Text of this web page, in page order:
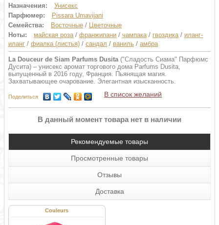
Назначения:
Унисекс
Парфюмер:
Pissara Umavijani
Семейства:
Восточные / Цветочные
Ноты:
майская роза/ франжипани / чампака/ гвоздика/ иланг-
иланг / фиалка (листья) / сандал / ваниль / амбра
La Douceur de Siam Parfums Dusita("Сладость Сиама" Парфюмс
Дусита) – унисекс аромат торгового дома Parfums Dusita,
выпущенный в 2016 году, Франция. Пьянящая магия.
Захватывающее очарование. Элегантная изысканность.
Поделиться В список желаний
В данный момент товара нет в наличии
Рекомендуемые товары
Просмотренные товары
Отзывы
Доставка
Couleurs